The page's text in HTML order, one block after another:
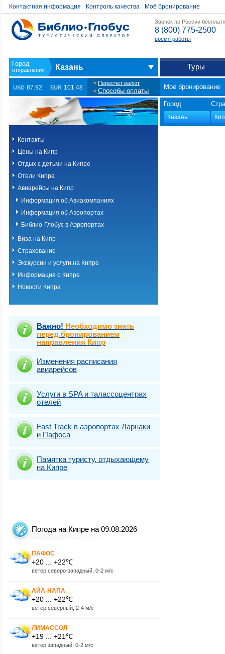
Контактная информация Контроль качества Моё бронирование
Звонок по России
8 (800) 775-2500
время работы
Казань Туры
USD 87.92 EUR 101.48
Пересчет валют
Способы оплаты
Моё бронирование
Контакты
Цены на Кипр
Отдых с детьми на Кипре
Отели Кипра
Авиарейсы на Кипр
Информация об Авиакомпаниях
Информация об Аэропортах
Библио-Глобус в Аэропортах
Виза на Кипр
Страхование
Экскурсии и услуги на Кипре
Информация о Кипре
Новости Кипра
Важно! Необходимо знать
перед бронированием
направления Кипр
Изменения расписания
авиарейсов
Услуги в SPA и талассоцентрах
отелей
Fast Traсk в аэропортах Ларнаки
и Пафоса
Памятка туристу, отдыхающему
на Кипре
Погода на Кипре на 09.08.2026
ПАФОС
+20 ... +22℃
ветер северо-западный, 0-2 м/с
АЙА-НАПА
+20 ... +22℃
ветер северный, 2-4 м/с
ЛИМАССОЛ
+19 ... +21℃
ветер западный, 0-2 м/с
Город